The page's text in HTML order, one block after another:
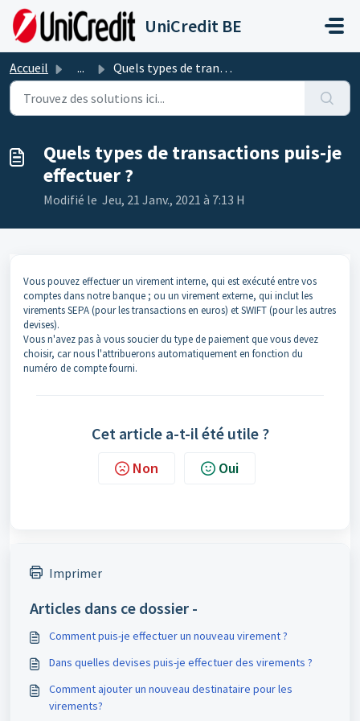
Passer au contenu principal
UniCredit BE
Accueil ... Quels types de transactions puis-je effectuer ?
Quels types de transactions puis-je
effectuer ?
Modifié le Jeu, 21 Janv., 2021 à 7:13 H
Vous pouvez effectuer un virement interne, qui est exécuté entre vos
comptes dans notre banque ; ou un virement externe, qui inclut les
virements SEPA (pour les transactions en euros) et SWIFT (pour les autres
devises).
Vous n'avez pas à vous soucier du type de paiement que vous devez
choisir, car nous l'attribuerons automatiquement en fonction du
numéro de compte fourni.
Cet article a-t-il été utile ?
Non Oui
Imprimer
Articles dans ce dossier -
Comment puis-je effectuer un nouveau virement ?
Dans quelles devises puis-je effectuer des virements ?
Comment ajouter un nouveau destinataire pour les
virements?